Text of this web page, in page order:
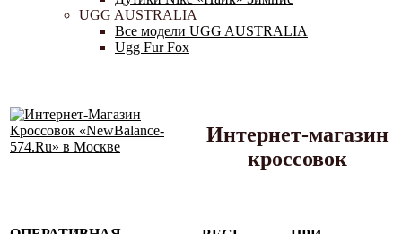
UGG AUSTRALIA
Все модели UGG AUSTRALIA
Ugg Fur Fox
Интернет-магазин
кроссовок